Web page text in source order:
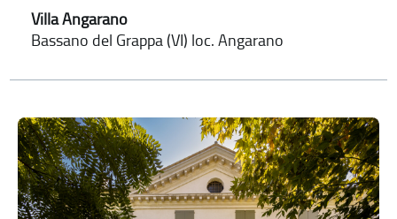
Villa Angarano
Bassano del Grappa (VI) loc. Angarano